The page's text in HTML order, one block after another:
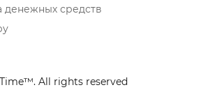
денежных средств
All rights reserved